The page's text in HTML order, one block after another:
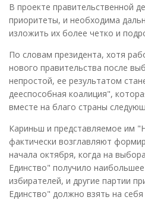
В проекте правительственной
приоритеты, и необходима
изложить их более четко и
По словам президента, хотя
нового правительства после
непростой, ее результатом
дееспособная коалиция",
вместе на благо страны
Кариньш и представляемое им
фактически возглавляют
начала октября, когда на
Единство" получило
избирателей, и другие партии
Единство" должно взять на